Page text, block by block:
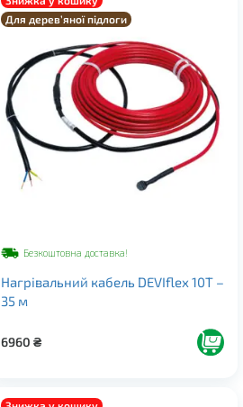
Для дерев’яної підлоги
Безкоштовна доставка!
Нагрівальний кабель DEVIflex 10Т –
35 м
6960 ₴